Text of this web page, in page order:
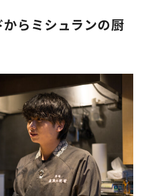
らミシュランの厨